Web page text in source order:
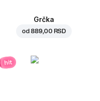
Grčka
od889,00 RSD
hit